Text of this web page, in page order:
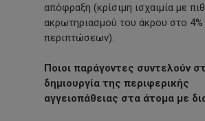
απόφραξη (κρίσιμη ισχαιμία με
ακρωτηριασμού του άκρου στο
περιπτώσεων).
Ποιοι παράγοντες συντελούν
δημιουργία της περιφερικής
αγγειοπάθειας στα άτομα με